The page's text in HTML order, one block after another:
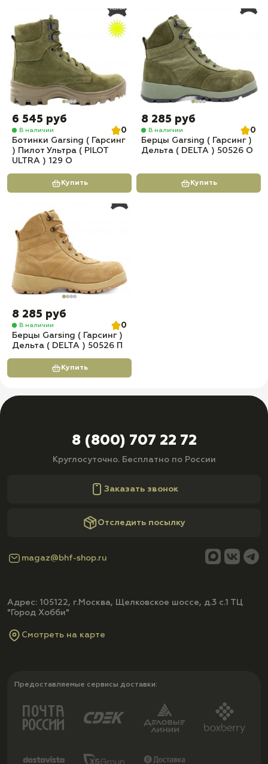
6 545 руб
В наличии
0
Ботинки Garsing ( Гарсинг
) Пилот Ультра ( PILOT
ULTRA ) 129 О
Купить
8 285 руб
В наличии
0
Берцы Garsing ( Гарсинг )
Дельта ( DELTA ) 50526 O
Купить
8 285 руб
В наличии
0
Берцы Garsing ( Гарсинг )
Дельта ( DELTA ) 50526 П
Купить
8 (800) 707 22 72
Круглосуточно. Бесплатно по России
Заказать звонок
Отследить посылку
magaz@bhf-shop.ru
Адрес: 105122, г.Москва, Щелковское шоссе, д.3 с.1 ТЦ
"Город Хобби"
Смотреть на карте
Предоставляемые сервисы доставки: